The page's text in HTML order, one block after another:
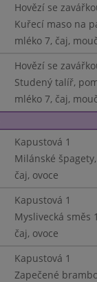
Hovězí se
Kuřecí maso na
mléko 7, čaj,
Hovězí se
Studený talíř,
mléko 7, čaj,
Kapustová 1
Milánské
čaj, ovoce
Kapustová 1
Myslivecká směs
čaj, ovoce
Kapustová 1
Zapečené